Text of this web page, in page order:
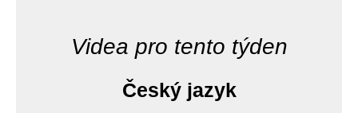
Videa pro tento týden
Český jazyk